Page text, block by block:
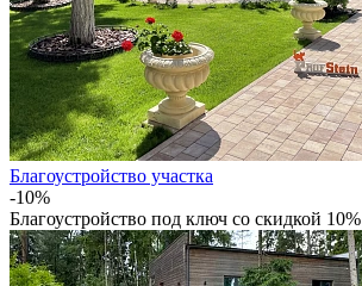
Благоустройство участка
-10%
Благоустройство под ключ со скидкой 10%